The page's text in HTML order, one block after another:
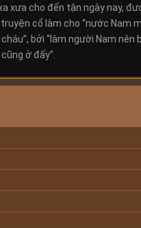
xưa cho đến tận ngày nay,
cổ làm cho “nước Nam
bởi “làm người Nam
ở đấy”.